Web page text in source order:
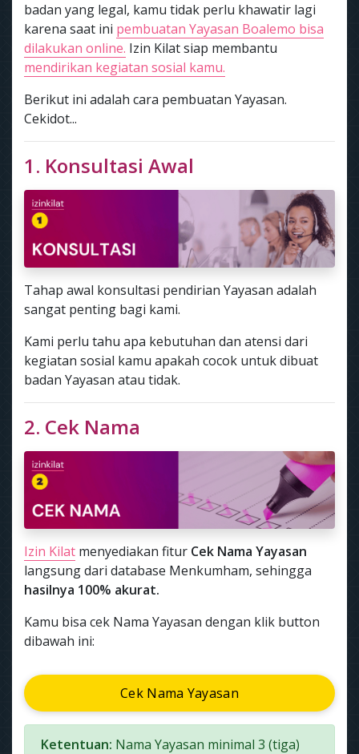
badan yang legal, kamu tidak perlu khawatir lagi
karena saat ini pembuatan Yayasan Boalemo bisa
dilakukan online. Izin Kilat siap membantu
mendirikan kegiatan sosial kamu.
Berikut ini adalah cara pembuatan Yayasan.
Cekidot...
1. Konsultasi Awal
Tahap awal konsultasi pendirian Yayasan adalah
sangat penting bagi kami.
Kami perlu tahu apa kebutuhan dan atensi dari
kegiatan sosial kamu apakah cocok untuk dibuat
badan Yayasan atau tidak.
2. Cek Nama
Izin Kilat menyediakan fitur Cek Nama Yayasan
langsung dari database Menkumham, sehingga
hasilnya 100% akurat.
Kamu bisa cek Nama Yayasan dengan klik button
dibawah ini:
Cek Nama Yayasan
Ketentuan: Nama Yayasan minimal 3 (tiga)